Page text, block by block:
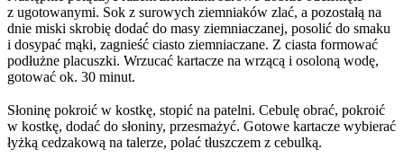
z ugotowanymi. Sok z surowych ziemniaków zlać, a pozostałą na
dnie miski skrobię dodać do masy ziemniaczanej, posolić do smaku
i dosypać mąki, zagnieść ciasto ziemniaczane. Z ciasta formować
podłużne placuszki. Wrzucać kartacze na wrzącą i osoloną wodę,
gotować ok. 30 minut.
Słoninę pokroić w kostkę, stopić na patelni. Cebulę obrać, pokroić
w kostkę, dodać do słoniny, przesmażyć. Gotowe kartacze wybierać
łyżką cedzakową na talerze, polać tłuszczem z cebulką.